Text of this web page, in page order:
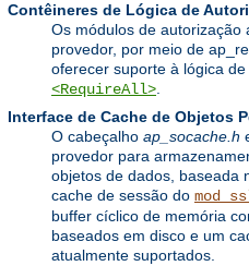
Contêineres de Lógica de
Os módulos de autorização
provedor, por meio de
oferecer suporte à lógica
<RequireAll>
Interface de Cache de Objetos
O cabeçalho ap_socache.h
provedor para
objetos de dados, baseada
cache de sessão do
buffer cíclico de memória
baseados em disco e um
atualmente suportados.